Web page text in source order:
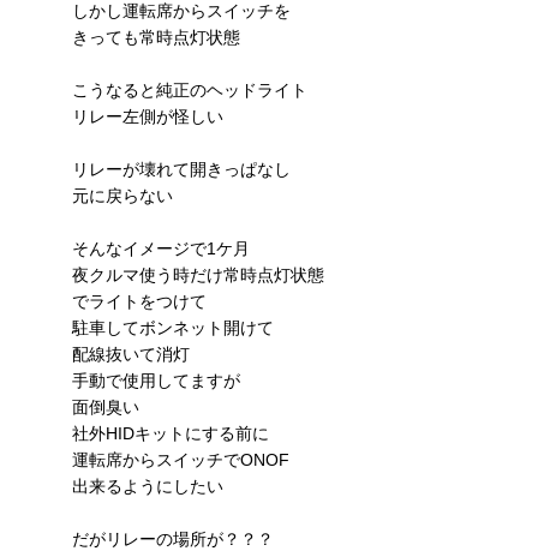
しかし運転席からスイッチを
きっても常時点灯状態
こうなると純正のヘッドライト
リレー左側が怪しい
リレーが壊れて開きっぱなし
元に戻らない
そんなイメージで1ケ月
夜クルマ使う時だけ常時点灯状態
でライトをつけて
駐車してボンネット開けて
配線抜いて消灯
手動で使用してますが
面倒臭い
社外HIDキットにする前に
運転席からスイッチでONOF
出来るようにしたい
だがリレーの場所が？？？